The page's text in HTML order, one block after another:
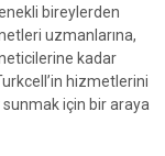
bireylerden
uzmanlarına,
kadar
hizmetlerini
için bir araya